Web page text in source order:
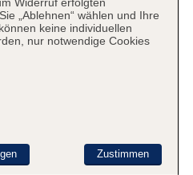
eine
einen Safe. WLAN ist in
verfügbar. Hilfestellung
wird am Tourdesk
über eine Reihe von
Das Hotel
Einrichtungen. Ein
gehören zum
Zu den weiteren
„Ablehnen“ wählen und Ihre
keine individuellen
nur notwendige Cookies
Zustimmen